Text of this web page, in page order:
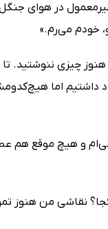
در هوای
خودم می‌رم.»
چیزی ننوشتید. تا
داشتیم اما
و هیچ موقع هم
نقاشی من هنوز